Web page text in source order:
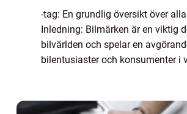
-tag: En grundlig översikt över
Inledning: Bilmärken är en viktig
bilvärlden och spelar en
bilentusiaster och konsumenter i